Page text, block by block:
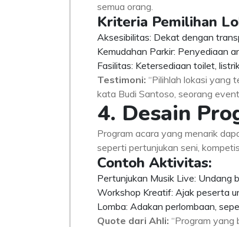
semua orang.
Kriteria Pemilihan
Aksesibilitas: Dekat dengan
Kemudahan Parkir: Penyediaan
Fasilitas: Ketersediaan toilet,
Testimoni: “Pilihlah lokasi yang
kata Budi Santoso, seorang
4. Desain
Program acara yang menarik
seperti pertunjukan seni,
Contoh Aktivitas:
Pertunjukan Musik Live: Undang
Workshop Kreatif: Ajak peserta
Lomba: Adakan perlombaan,
Quote dari Ahli: “Program yang